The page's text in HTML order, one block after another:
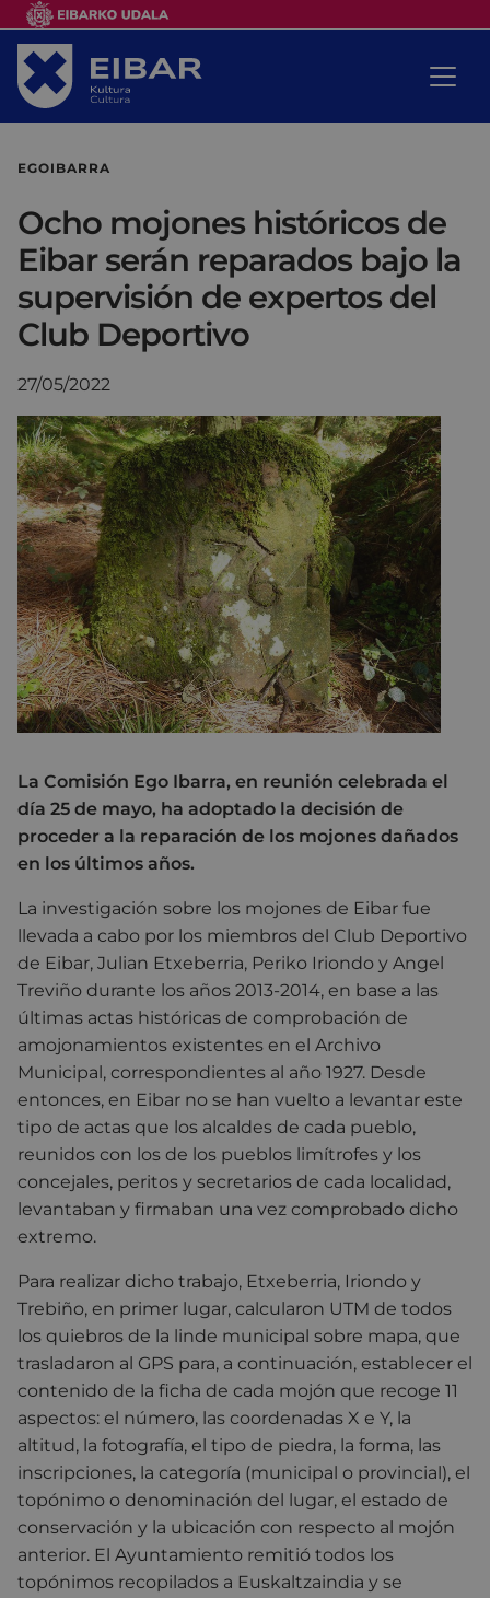
EGOIBARRA
Ocho mojones históricos de
Eibar serán reparados bajo la
supervisión de expertos del
Club Deportivo
27/05/2022
La Comisión Ego Ibarra, en reunión celebrada el
día 25 de mayo, ha adoptado la decisión de
proceder a la reparación de los mojones dañados
en los últimos años.
La investigación sobre los mojones de Eibar fue
llevada a cabo por los miembros del Club Deportivo
de Eibar, Julian Etxeberria, Periko Iriondo y Angel
Treviño durante los años 2013-2014, en base a las
últimas actas históricas de comprobación de
amojonamientos existentes en el Archivo
Municipal, correspondientes al año 1927. Desde
entonces, en Eibar no se han vuelto a levantar este
tipo de actas que los alcaldes de cada pueblo,
reunidos con los de los pueblos limítrofes y los
concejales, peritos y secretarios de cada localidad,
levantaban y firmaban una vez comprobado dicho
extremo.
Para realizar dicho trabajo, Etxeberria, Iriondo y
Trebiño, en primer lugar, calcularon UTM de todos
los quiebros de la linde municipal sobre mapa, que
trasladaron al GPS para, a continuación, establecer el
contenido de la ficha de cada mojón que recoge 11
aspectos: el número, las coordenadas X e Y, la
altitud, la fotografía, el tipo de piedra, la forma, las
inscripciones, la categoría (municipal o provincial), el
topónimo o denominación del lugar, el estado de
conservación y la ubicación con respecto al mojón
anterior. El Ayuntamiento remitió todos los
topónimos recopilados a Euskaltzaindia y se